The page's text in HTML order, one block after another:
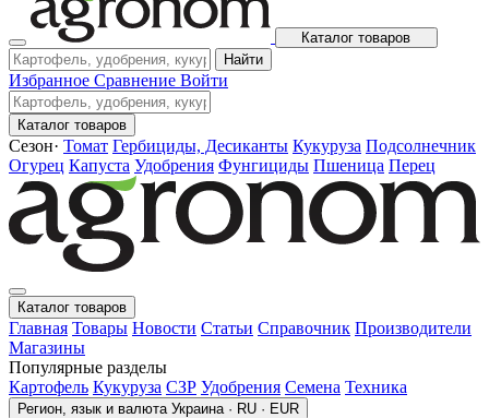
Каталог товаров
Найти
Избранное Сравнение Войти
Каталог товаров
Сезон· Томат Гербициды, Десиканты Кукуруза Подсолнечник
Огурец Капуста Удобрения Фунгициды Пшеница Перец
Каталог товаров
Главная Товары Новости Статьи Справочник Производители
Магазины
Популярные разделы
Картофель Кукуруза СЗР Удобрения Семена Техника
Регион, язык и валюта Украина · RU · EUR